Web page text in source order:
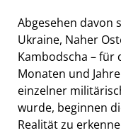
Abgesehen davon
Ukraine, Naher
Kambodscha – für
Monaten und
einzelner
wurde, beginnen
Realität zu